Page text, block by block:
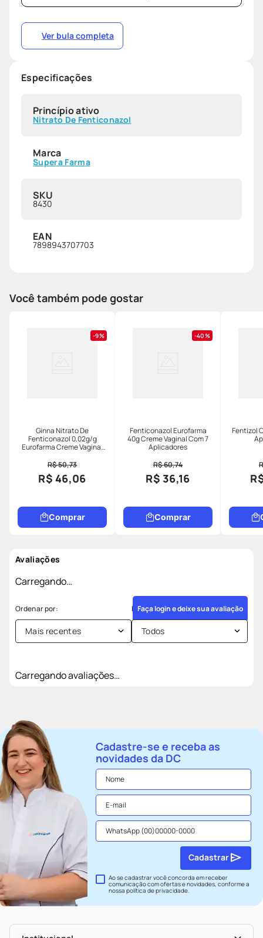
Ver bula completa
Especificações
Princípio ativo
Nitrato De Fenticonazol
Marca
Supera Farma
SKU
8430
EAN
7898943707703
Você também pode gostar
9%
Ginna Nitrato De
Fenticonazol 0,02g/g
Eurofarma Creme Vaginal
R$ 50,73
R$ 46,06
Comprar
40%
Fenticonazol Eurofarma
40g Creme Vaginal Com 7
Aplicadores
R$ 60,74
R$ 36,16
Comprar
Fentizol
Avaliações
Carregando…
Faça login e deixe sua avaliação
Mais recentes Todos
Carregando avaliações…
Cadastre-se e receba as
novidades da DC
Ao se cadastrar você concorda em receber
comunicação com ofertas e novidades, conforme a
nossapolítica de privacidade.
Cadastrar